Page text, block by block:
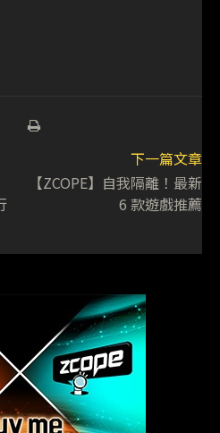
下一篇文章
【ZCOPE】自我隔離！最新
6 款遊戲推薦